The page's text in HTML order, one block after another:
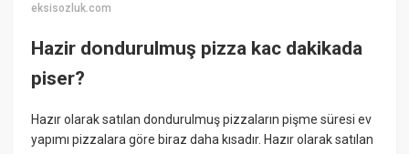
eksisozluk.com
Hazir dondurulmuş pizza kac dakikada
piser?
Hazır olarak satılan dondurulmuş pizzaların pişme süresi ev
yapımı pizzalara göre biraz daha kısadır. Hazır olarak satılan